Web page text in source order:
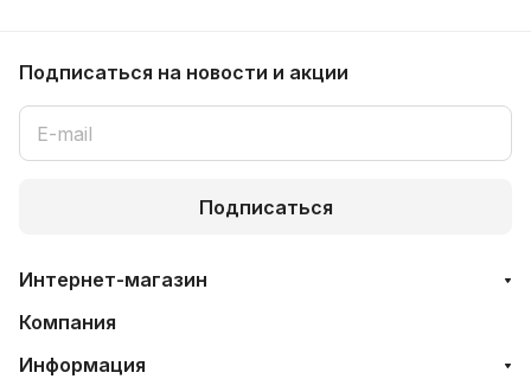
Подписаться на новости и акции
Подписаться
Интернет-магазин
Компания
Информация